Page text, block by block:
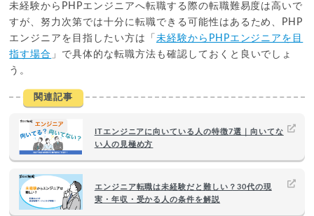
未経験からPHPエンジニアへ転職する際の転職難易度は高いで
すが、努力次第では十分に転職できる可能性はあるため、PHP
エンジニアを目指したい方は「 未経験からPHPエンジニアを目
指す場合 」で具体的な転職方法も確認しておくと良いでしょ
う。
関連記事
ITエンジニアに向いている人の特徴7選｜向いてな
い人の見極め方
エンジニア転職は未経験だと難しい？30代の現
実・年収・受かる人の条件を解説